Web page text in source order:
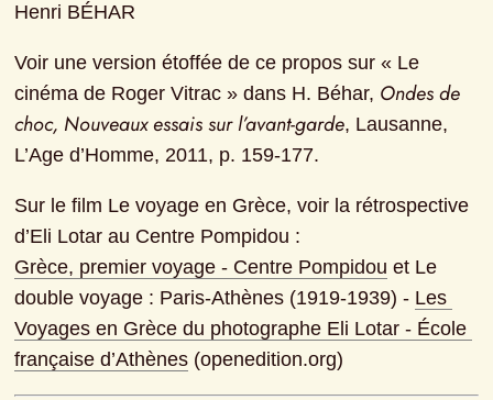
Henri BÉHAR
Voir une version étoffée de ce propos sur « Le
cinéma de Roger Vitrac » dans H. Béhar, Ondes de
choc, Nouveaux essais sur l’avant-garde, Lausanne,
L’Age d’Homme, 2011, p. 159-177.
Sur le film Le voyage en Grèce, voir la rétrospective
Grèce, premier voyage - Centre Pompidou et Le
double voyage : Paris-Athènes (1919‐1939) - Les
Voyages en Grèce du photographe Eli Lotar - École
française d’Athènes (openedition.org)